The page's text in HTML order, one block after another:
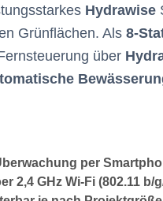
Hydrawise
Grünflächen. Als 8-
über
per
2,4 GHz Wi-Fi (802.11 b/